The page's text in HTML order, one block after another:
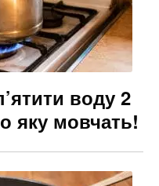
воду 2
яку мовчать!